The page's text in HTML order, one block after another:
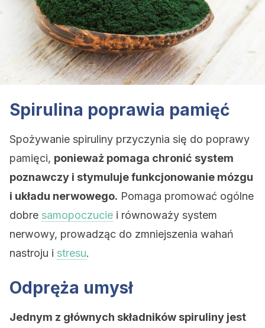
Spirulina poprawia pamięć
Spożywanie spiruliny przyczynia się do poprawy
pamięci, ponieważ pomaga chronić system
poznawczy i stymuluje funkcjonowanie mózgu
i układu nerwowego. Pomaga promować ogólne
dobre samopoczucie i równoważy system
nerwowy, prowadząc do zmniejszenia wahań
nastroju i stresu.
Odpręża umysł
Jednym z głównych składników spiruliny jest